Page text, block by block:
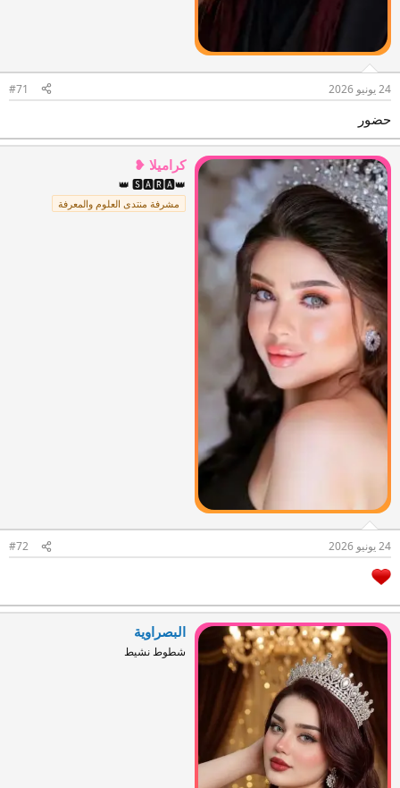
24 يونيو 2026 #71
حضور
كراميلا ❥
👑 🆂🅰🆁🅰👑
مشرفة منتدى العلوم والمعرفة
24 يونيو 2026 #72
البصراوية
شطوط نشيط